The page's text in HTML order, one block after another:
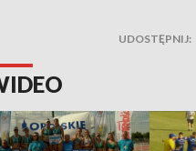
UDOSTĘPNIJ: